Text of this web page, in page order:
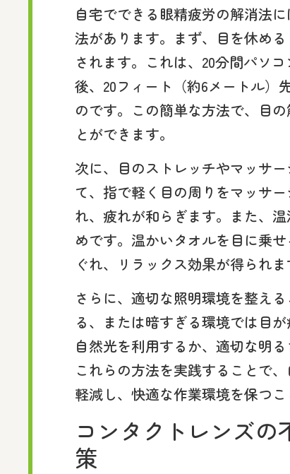
自宅でできる眼精疲労の解消法
法があります。まず、目を休め
されます。これは、20分間パソ
後、20フィート（約6メートル）
のです。この簡単な方法で、目
とができます。
次に、目のストレッチやマッサ
て、指で軽く目の周りをマッサ
れ、疲れが和らぎます。また、
めです。温かいタオルを目に乗
ぐれ、リラックス効果が得られま
さらに、適切な照明環境を整え
る、または暗すぎる環境では目が
自然光を利用するか、適切な明る
これらの方法を実践することで
軽減し、快適な作業環境を保つこ
コンタクトレンズの
策